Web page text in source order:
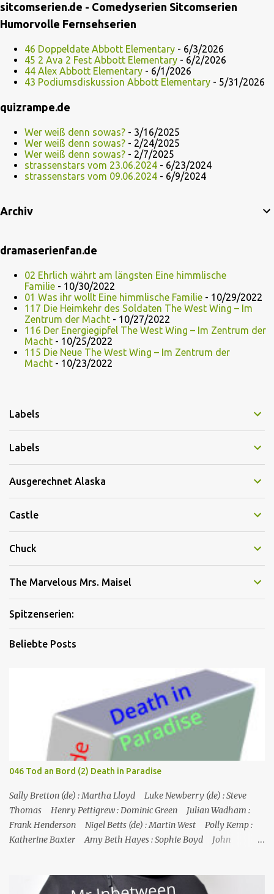
sitcomserien.de - Comedyserien Sitcomserien
Humorvolle Fernsehserien
46 Doppeldate Abbott Elementary - 6/3/2026
45 2 Ava 2 Fest Abbott Elementary - 6/2/2026
44 Alex Abbott Elementary - 6/1/2026
43 Podiumsdiskussion Abbott Elementary - 5/31/2026
quizrampe.de
Wer weiß denn sowas? - 3/16/2025
Wer weiß denn sowas? - 2/24/2025
Wer weiß denn sowas? - 2/7/2025
strassenstars vom 23.06.2024 - 6/23/2024
strassenstars vom 09.06.2024 - 6/9/2024
Archiv
dramaserienfan.de
02 Ehrlich währt am längsten Eine himmlische
Familie - 10/30/2022
01 Was ihr wollt Eine himmlische Familie - 10/29/2022
117 Die Heimkehr des Soldaten The West Wing – Im
Zentrum der Macht - 10/27/2022
116 Der Energiegipfel The West Wing – Im Zentrum der
Macht - 10/25/2022
115 Die Neue The West Wing – Im Zentrum der
Macht - 10/23/2022
Labels
Labels
Ausgerechnet Alaska
Castle
Chuck
The Marvelous Mrs. Maisel
Spitzenserien:
Beliebte Posts
046 Tod an Bord (2) Death in Paradise
Sally Bretton (de) : Martha Lloyd Luke Newberry (de) : Steve
Thomas Henry Pettigrew : Dominic Green Julian Wadham :
Frank Henderson Nigel Betts (de) : Martin West Polly Kemp :
Katherine Baxter Amy Beth Hayes : Sophie Boyd John
Büro war verschlossen, und Steve musste sie mit einem